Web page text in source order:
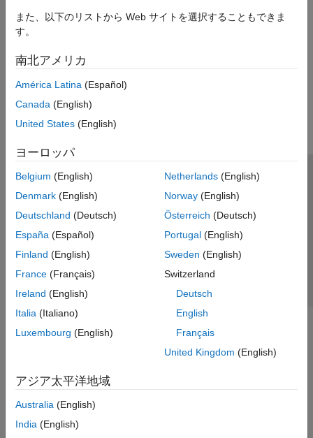
また、以下のリストから Web サイトを選択することもできま
す。
南北アメリカ
América Latina (Español)
Canada (English)
United States (English)
ヨーロッパ
Belgium (English)
Denmark (English)
Deutschland (Deutsch)
España (Español)
Finland (English)
France (Français)
Ireland (English)
Italia (Italiano)
Luxembourg (English)
Netherlands(English)
Norway(English)
Österreich (Deutsch)
Portugal(English)
Sweden (English)
Switzerland
Deutsch
English
Français
United Kingdom (English)
アジア太平洋地域
Australia (English)
India (English)
トラストセンター
プライバシー ポリシー
違法コピー防止
アプリケーション ステータス
© 1994-2026 The MathWorks, Inc.